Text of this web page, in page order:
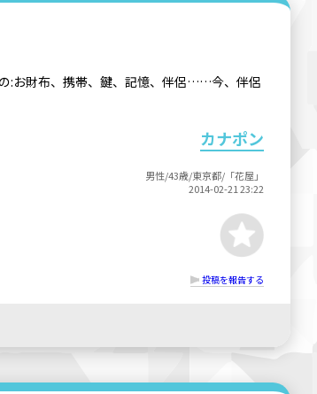
:お財布、携帯、鍵、記憶、伴侶……今、伴侶
カナポン
男性/43歳/東京都/「花屋」
2014-02-21 23:22
投稿を報告する